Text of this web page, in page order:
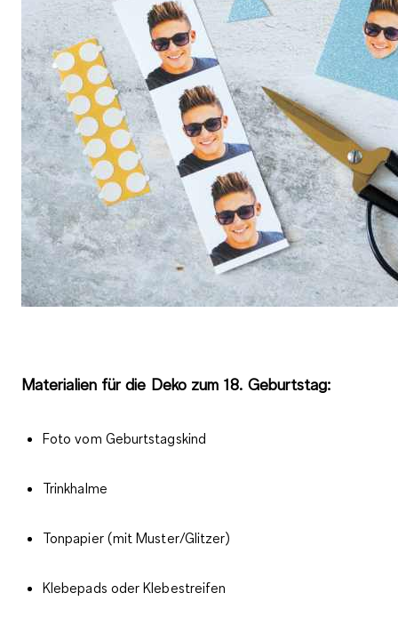
Materialien für die Deko zum 18. Geburtstag:
Foto vom Geburtstagskind
Trinkhalme
Tonpapier (mit Muster/Glitzer)
Klebepads oder Klebestreifen